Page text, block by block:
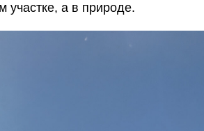
участке, а в природе.